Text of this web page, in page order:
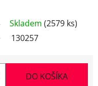
Skladem (2579 ks)
130257
DO KOŠÍKA